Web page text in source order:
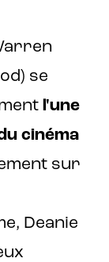
se
l'une
cinéma
sur
Deanie